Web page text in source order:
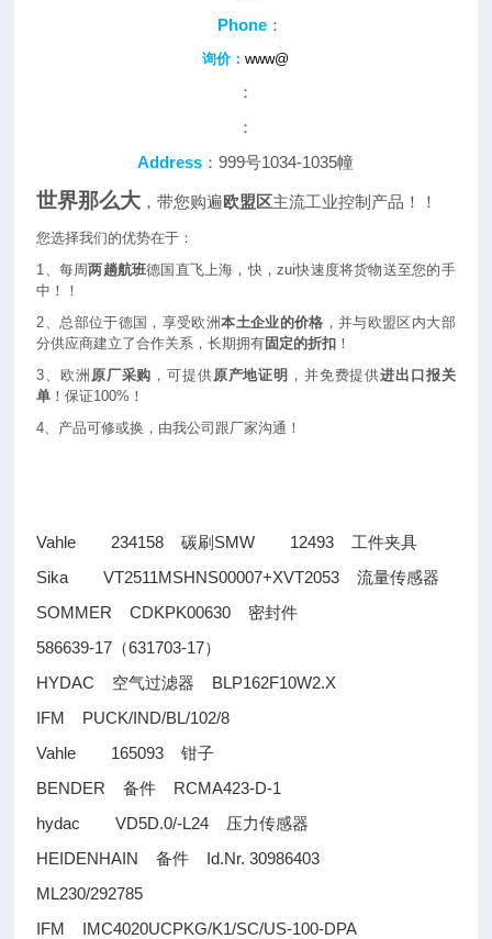
Phone：
询价：www@
：
：
Address ：999号1034-1035幢
世界那么大 ，带您购遍欧盟区主流工业控制产品！！
您选择我们的优势在于：
1、每周两趟航班德国直飞上海，快，zui快速度将货物送至您的手
中！！
2、总部位于德国，享受欧洲本土企业的价格 ，并与欧盟区内大部
分供应商建立了合作关系，长期拥有固定的折扣 ！
3、欧洲 原厂采购 ，可提供原产地证明 ，并免费提供进出口报关
单 ！保证100%！
4、产品可修或换，由我公司跟厂家沟通！
Vahle 234158碳刷 SMW 12493 工件夹具
Sika VT2511MSHNS00007+XVT2053流量传感器
SOMMER CDKPK00630 密封件
586639-17 （631703-17）
HYDAC 空气过滤器
BLP162F10W2.X
IFM PUCK/IND/BL/102/8
Vahle 165093钳子
BENDER备件 RCMA423-D-1
hydac VD5D.0/-L24 压力传感器
HEIDENHAIN备件 Id.Nr. 30986403
ML230/292785
IFM IMC4020UCPKG/K1/SC/US-100-DPA